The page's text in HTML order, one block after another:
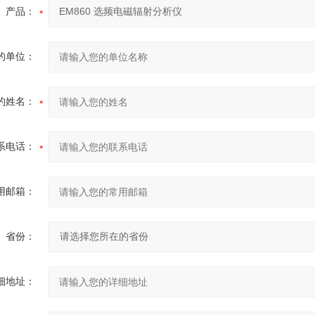
产品：
单位：
姓名：
电话：
邮箱：
省份：
地址：